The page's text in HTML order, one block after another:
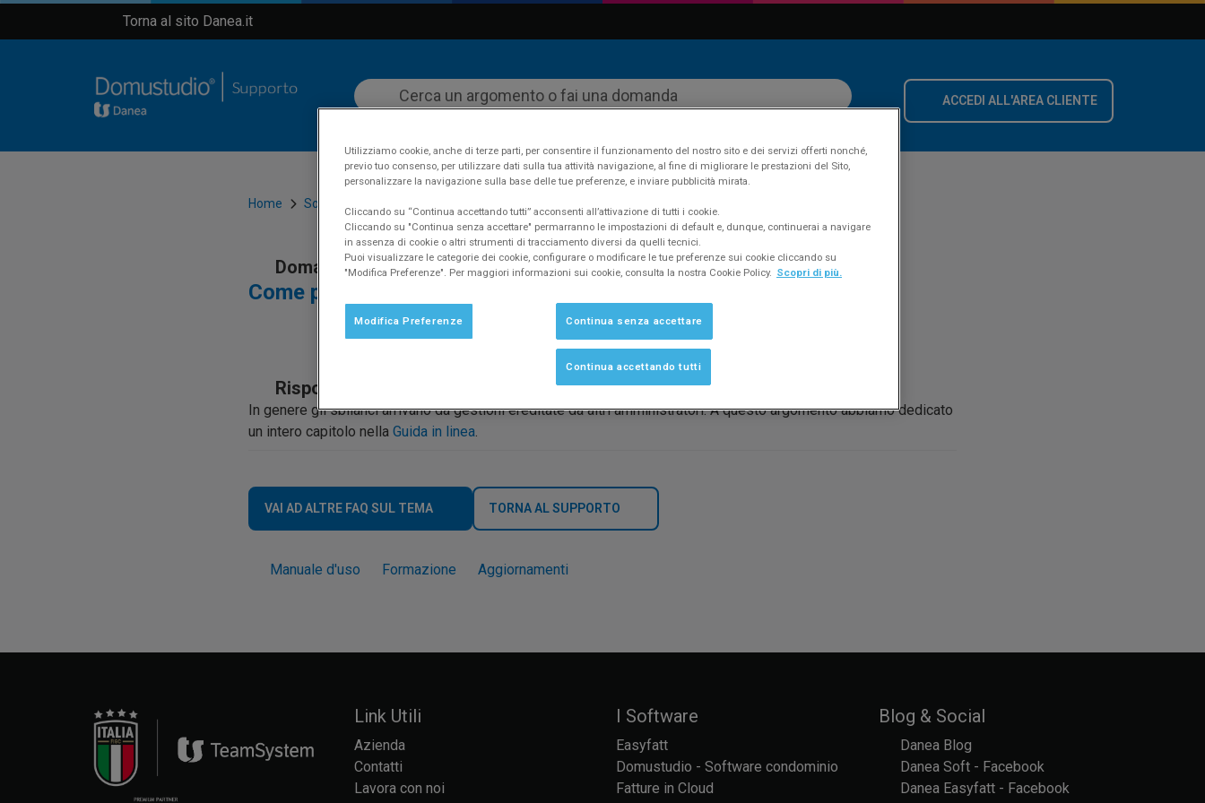
Torna al sito Danea.it
ACCEDI ALL'AREA CLIENTE
Home Software
Domanda
Come posso trovare il motivo di un avanzo o disavanzo?
Risposta
In genere gli sbilanci arrivano da gestioni ereditate da altri amministratori. A questo argomento abbiamo dedicato
un intero capitolo nella Guida in linea.
VAI AD ALTRE FAQ SUL TEMA TORNA AL SUPPORTO
Manuale d'uso Formazione Aggiornamenti
Link Utili
Azienda
Contatti
Lavora con noi
I Software
Easyfatt
Domustudio - Software condominio
Fatture in Cloud
Blog & Social
Danea Blog
Danea Soft - Facebook
Danea Easyfatt - Facebook
Utilizziamo cookie, anche di terze parti, per consentire il funzionamento del nostro sito e dei servizi offerti nonché,
previo tuo consenso, per utilizzare dati sulla tua attività navigazione, al fine di migliorare le prestazioni del Sito,
personalizzare la navigazione sulla base delle tue preferenze, e inviare pubblicità mirata.
Cliccando su “Continua accettando tutti” acconsenti all’attivazione di tutti i cookie.
Cliccando su "Continua senza accettare" permarranno le impostazioni di default e, dunque, continuerai a navigare
in assenza di cookie o altri strumenti di tracciamento diversi da quelli tecnici.
Puoi visualizzare le categorie dei cookie, configurare o modificare le tue preferenze sui cookie cliccando su
"Modifica Preferenze". Per maggiori informazioni sui cookie, consulta la nostra Cookie Policy. Scopri di più.
Modifica Preferenze Continua senza accettare
Continua accettando tutti